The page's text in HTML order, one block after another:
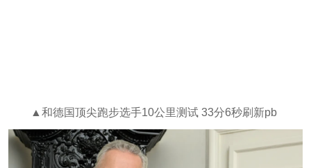
▲和德国顶尖跑步选手10公里测试 33分6秒刷新pb